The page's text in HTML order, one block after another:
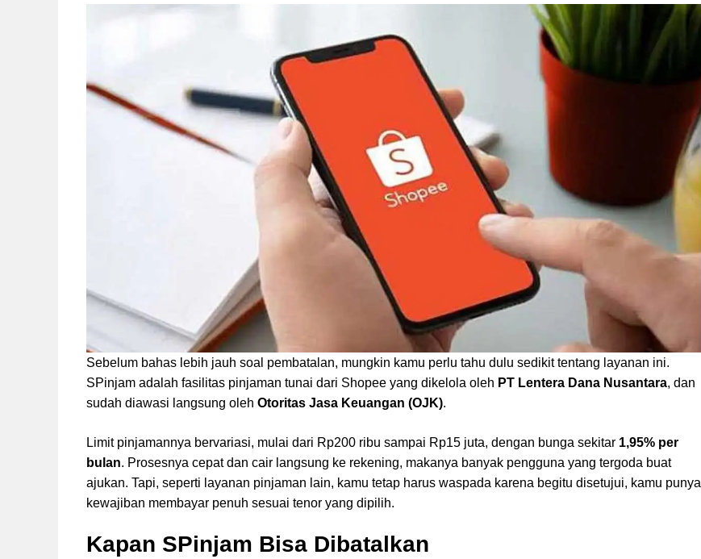
Sebelum bahas lebih jauh soal pembatalan, mungkin kamu perlu tahu dulu sedikit tentang layanan ini.
SPinjam adalah fasilitas pinjaman tunai dari Shopee yang dikelola oleh PT Lentera Dana Nusantara, dan
sudah diawasi langsung oleh Otoritas Jasa Keuangan (OJK).
Limit pinjamannya bervariasi, mulai dari Rp200 ribu sampai Rp15 juta, dengan bunga sekitar 1,95% per
bulan. Prosesnya cepat dan cair langsung ke rekening, makanya banyak pengguna yang tergoda buat
ajukan. Tapi, seperti layanan pinjaman lain, kamu tetap harus waspada karena begitu disetujui, kamu punya
kewajiban membayar penuh sesuai tenor yang dipilih.
Kapan SPinjam Bisa Dibatalkan